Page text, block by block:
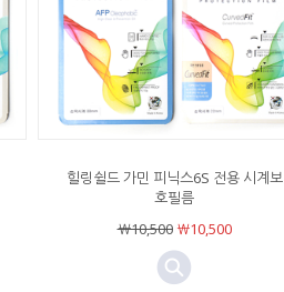
힐링쉴드 가민 피닉스6S 전용 시계보
호필름
￦10,500￦10,500